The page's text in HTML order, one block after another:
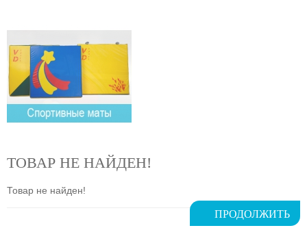
ТОВАР НЕ НАЙДЕН!
Товар не найден!
ПРОДОЛЖИТЬ